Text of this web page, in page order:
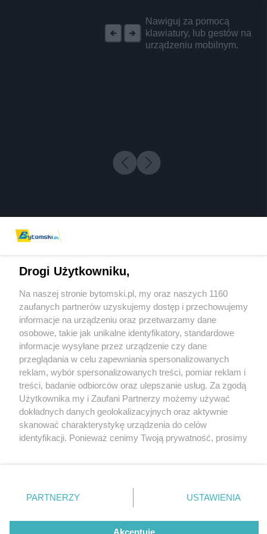
Nawiguj za pomocą
klawiatury, lub gestów na
urządzeniu mobilnym.
4 / 0
Wydawca mediów lokalnych
Nie zapomnij
zapoznać się z:
polityką prywatności regulamin korzystania z portali
Twojemiasto
Piekary Śląskie
Chorzów
Tarnowskie Góry
Gliwice
Skontakuj sięz nami
Kontakt
Wydawca
Pogoda
Drogi Użytkowniku,
Na naszej stronie bytomski.pl, my oraz naszych 1160
zaufanych partnerów uzyskujemy dostęp i przechowujemy
informacje na urządzeniu oraz przetwarzamy dane
osobowe, takie jak unikalne identyfikatory, standardowe
informacje wysyłane przez urządzenie czy dane
przeglądania w celu zapewniania spersonalizowanych
reklam, wybór spersonalizowanych treści, pomiar reklam i
treści, badanie odbiorców oraz ulepszanie usług. Za zgodą
Użytkownika my i Zaufani Partnerzy możemy używać
dokładnych danych geolokalizacyjnych oraz aktywnie
skanować charakterystykę urządzenia do celów
identyfikacji. Ponieważ cenimy Twoją prywatność, prosimy
prywatności znajdujący się w lewym dolnym rogu strony
. Niektóre rodzaje przetwarzania danych nie wymagają
zgody użytkownika, ale masz prawo sprzeciwić się
takiemu przetwarzaniu. Preferencje będą miały
PARTNERZY USTAWIENIA
Akceptuję